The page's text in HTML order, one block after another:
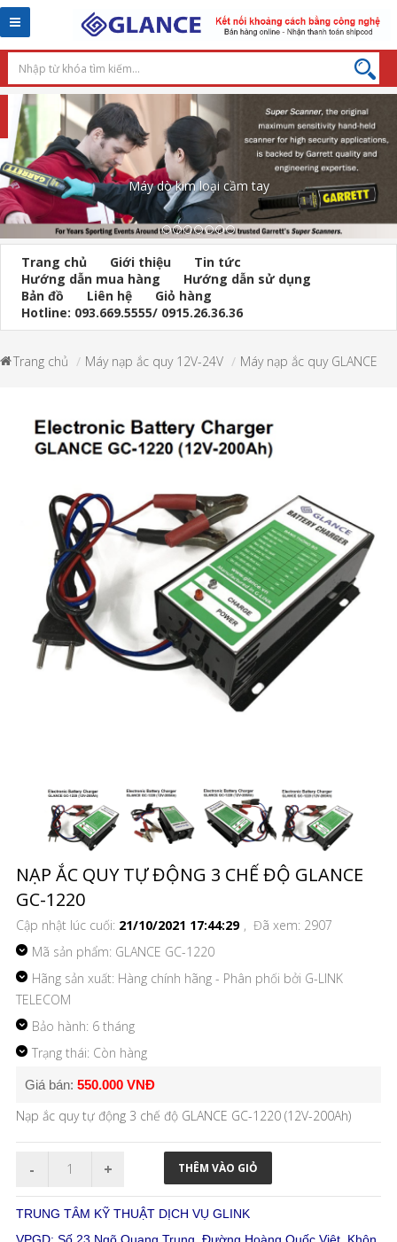
Toggle
navigation
Máy dò kim loại cầm tay
Trang chủ Giới thiệu
Tin tức
Hướng dẫn mua hàng
Hướng dẫn sử dụng
Bản đồ
Liên hệ
Giỏ hàng
Hotline: 093.669.5555/ 0915.26.36.36
Trang chủ Máy nạp ắc quy 12V-24V Máy nạp ắc quy GLANCE
NẠP ẮC QUY TỰ ĐỘNG 3 CHẾ ĐỘ GLANCE
GC-1220
Cập nhật lúc cuối: 21/10/2021 17:44:29
, Đã xem: 2907
Mã sản phẩm: GLANCE GC-1220
Hãng sản xuất: Hàng chính hãng - Phân phối bởi G-LINK
TELECOM
Bảo hành: 6 tháng
Trạng thái: Còn hàng
Giá bán: 550.000 VNĐ
Nạp ắc quy tự động 3 chế độ GLANCE GC-1220 (12V-200Ah)
TRUNG TÂM KỸ THUẬT DỊCH VỤ GLINK
VPGD: Số 23 Ngõ Quang Trung, Đường Hoàng Quốc Việt, Khôn